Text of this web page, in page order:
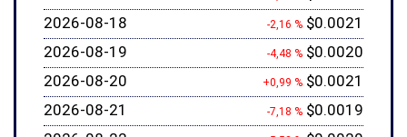
2026-08-18
-2,16 % $0.0021
2026-08-19
-4,48 % $0.0020
2026-08-20
+0,99 % $0.0021
2026-08-21
-7,18 % $0.0019